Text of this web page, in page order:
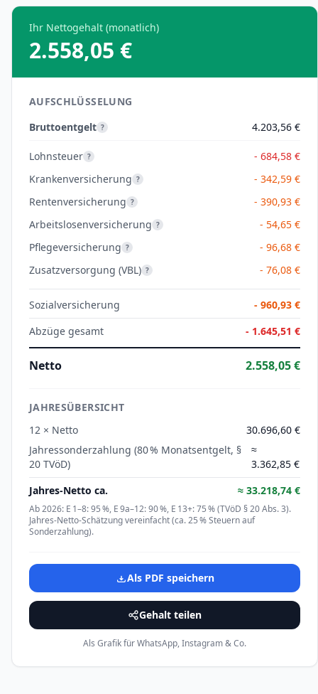
Ihr Nettogehalt (monatlich)
2.558,05 €
AUFSCHLÜSSELUNG
Bruttoentgelt ? 4.203,56 €
Lohnsteuer ?
- 684,58 €
Krankenversicherung ?
- 342,59 €
Rentenversicherung ?
- 390,93 €
Arbeitslosenversicherung ?
- 54,65 €
Pflegeversicherung ?
- 96,68 €
Zusatzversorgung (VBL) ? - 76,08 €
Sozialversicherung - 960,93 €
Abzüge gesamt
- 1.645,51 €
Netto 2.558,05 €
JAHRESÜBERSICHT
12 × Netto
30.696,60 €
Jahressonderzahlung (80 % Monatsentgelt, §
20 TVöD)
≈
3.362,85 €
Jahres-Netto ca.
≈ 33.218,74 €
Ab 2026: E 1–8: 95 %, E 9a–12: 90 %, E 13+: 75 % (TVöD § 20 Abs. 3).
Jahres-Netto-Schätzung vereinfacht (ca. 25 % Steuern auf
Sonderzahlung).
Als PDF speichern
Gehalt teilen
Als Grafik für WhatsApp, Instagram & Co.